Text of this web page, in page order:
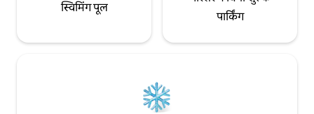
स्विमिंग पूल
पार्किंग